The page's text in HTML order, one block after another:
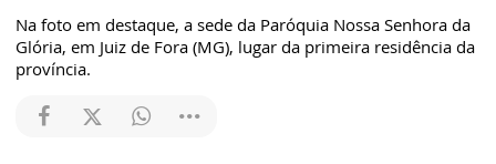
Na foto em destaque, a sede da Paróquia Nossa Senhora da
Glória, em Juiz de Fora (MG), lugar da primeira residência da
província.